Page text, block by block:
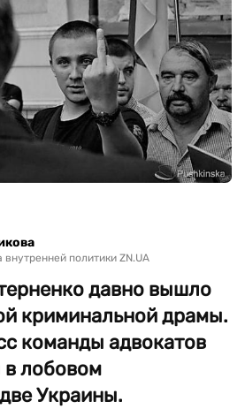
внутренней политики ZN.UA
давно вышло
криминальной драмы.
команды адвокатов
в лобовом
Украины.